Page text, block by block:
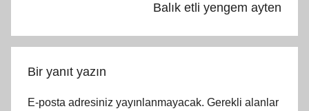
Balık etli yengem ayten
Bir yanıt yazın
E-posta adresiniz yayınlanmayacak. Gerekli alanlar